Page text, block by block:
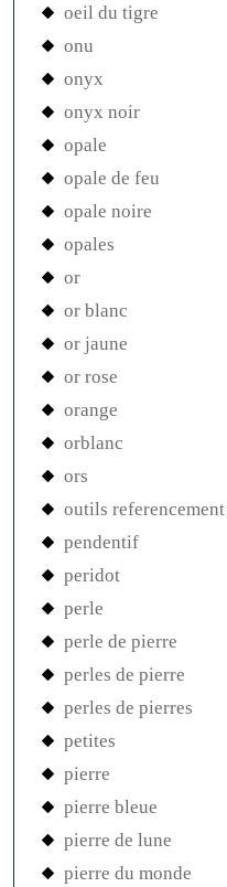
oeil du tigre
onu
onyx
onyx noir
opale
opale de feu
opale noire
opales
or
or blanc
or jaune
or rose
orange
orblanc
ors
outils referencement
pendentif
peridot
perle
perle de pierre
perles de pierre
perles de pierres
petites
pierre
pierre bleue
pierre de lune
pierre du monde